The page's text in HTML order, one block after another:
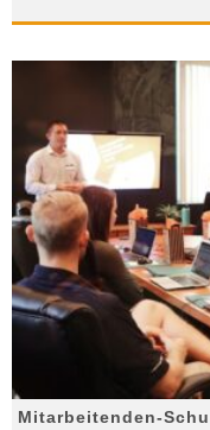
Mitarbeitenden-